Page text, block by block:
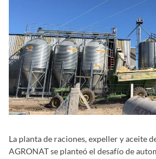
La planta de raciones, expeller y aceite
AGRONAT se planteó el desafío de